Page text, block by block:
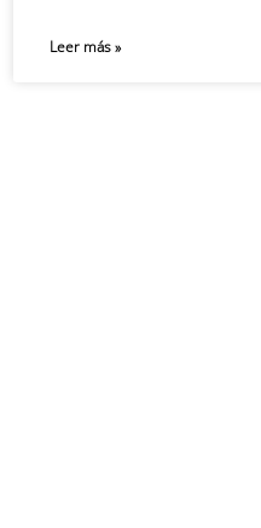
Leer más »